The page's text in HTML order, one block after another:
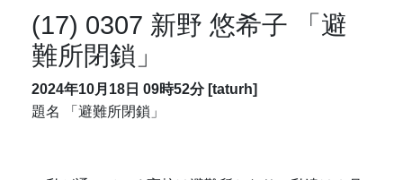
(17) 0307 新野 悠希子 「避
難所閉鎖」
2024年10月18日 09時52分 [taturh]
題名 「避難所閉鎖」